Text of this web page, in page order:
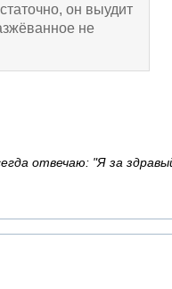
он выудит
не
отвечаю: "Я за